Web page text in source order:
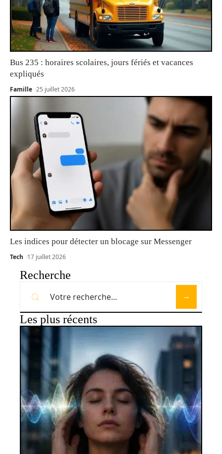
Bus 235 : horaires scolaires, jours fériés et vacances
expliqués
Famille 25 juillet 2026
Les indices pour détecter un blocage sur Messenger
Tech 17 juillet 2026
Recherche
Les plus récents